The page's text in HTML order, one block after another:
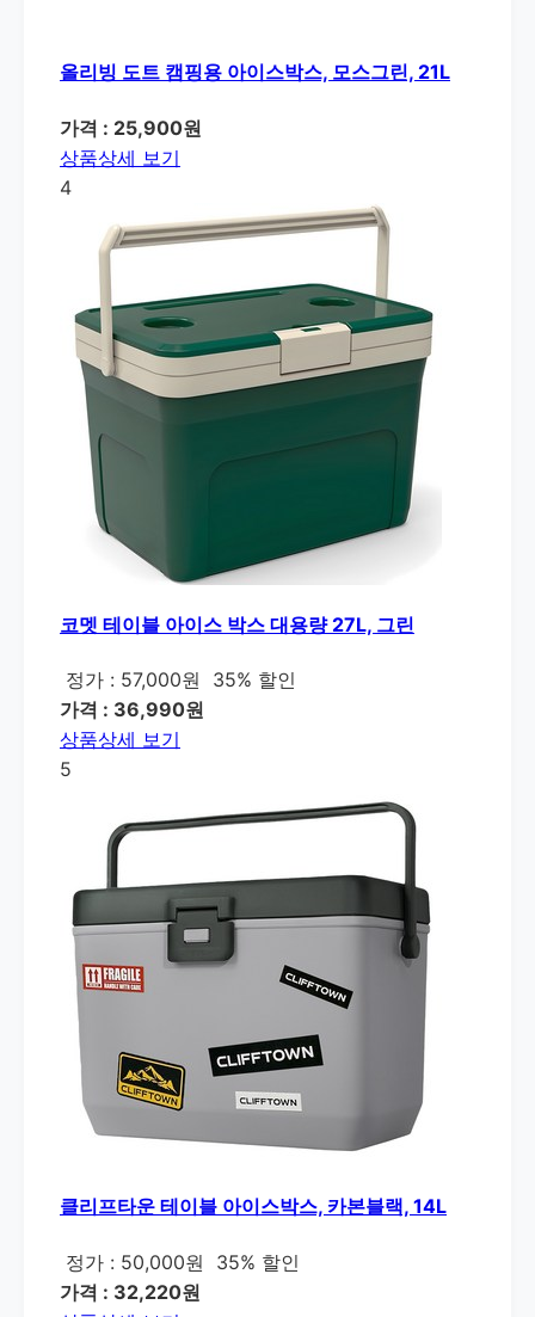
올리빙 도트 캠핑용 아이스박스, 모스그린, 21L
가격 : 25,900원
상품상세 보기
4
코멧 테이블 아이스 박스 대용량 27L, 그린
정가 : 57,000원
35% 할인
가격 : 36,990원
상품상세 보기
5
클리프타운 테이블 아이스박스, 카본블랙, 14L
정가 : 50,000원
35% 할인
가격 : 32,220원